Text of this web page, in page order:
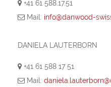
+41 61 588.17.51
Mail: info@danwood-
DANIELA LAUTERBORN
+41 61 588 17 51
Mail: